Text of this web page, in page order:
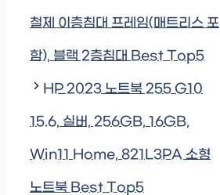
철제 이층침대 프레임(매트리스 포
함), 블랙 2층침대 Best Top5
HP 2023 노트북 255 G10
15.6, 실버, 256GB, 16GB,
Win11 Home, 821L3PA 소형
노트북 Best Top5